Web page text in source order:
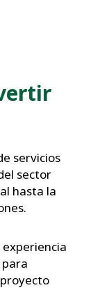
servicios
sector
hasta la